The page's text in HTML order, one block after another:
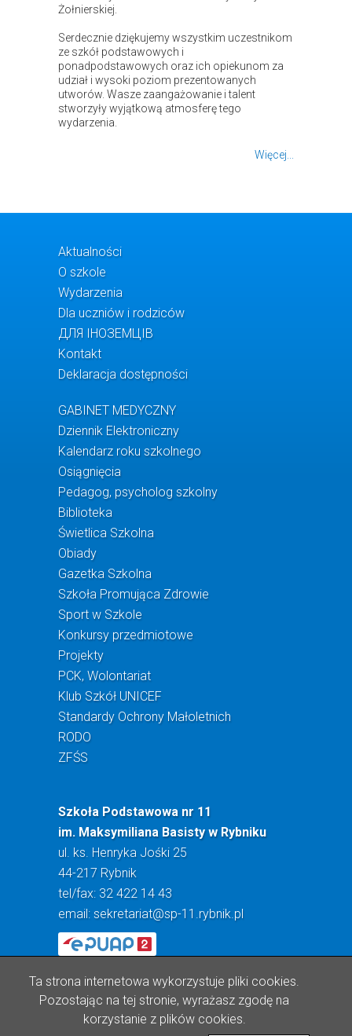
Żołnierskiej.
Serdecznie dziękujemy wszystkim uczestnikom
ze szkół podstawowych i
ponadpodstawowych oraz ich opiekunom za
udział i wysoki poziom prezentowanych
utworów. Wasze zaangażowanie i talent
stworzyły wyjątkową atmosferę tego
wydarzenia.
Więcej...
Aktualności
O szkole
Wydarzenia
Dla uczniów i rodziców
ДЛЯ ІНОЗЕМЦІВ
Kontakt
Deklaracja dostępności
GABINET MEDYCZNY
Dziennik Elektroniczny
Kalendarz roku szkolnego
Osiągnięcia
Pedagog, psycholog szkolny
Biblioteka
Świetlica Szkolna
Obiady
Gazetka Szkolna
Szkoła Promująca Zdrowie
Sport w Szkole
Konkursy przedmiotowe
Projekty
PCK, Wolontariat
Klub Szkół UNICEF
Standardy Ochrony Małoletnich
RODO
ZFŚS
Szkoła Podstawowa nr 11
im. Maksymiliana Basisty w Rybniku
ul. ks. Henryka Jośki 25
44-217 Rybnik
tel/fax: 32 422 14 43
email: sekretariat@sp-11.rybnik.pl
Realizacja: Lioosys
Ta strona internetowa wykorzystuje pliki cookies.
Pozostając na tej stronie, wyrażasz zgodę na
korzystanie z plików cookies.